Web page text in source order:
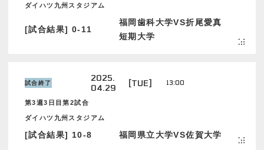
ダイハツ九州スタジアム
[試合結果] 0-11
福岡歯科大学VS折尾愛真
短期大学
試合終了
2025.
04.29
[TUE] 13:00
第3週3日目第2試合
ダイハツ九州スタジアム
[試合結果] 10-8 福岡県立大学VS佐賀大学